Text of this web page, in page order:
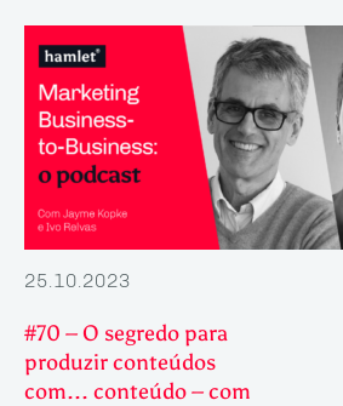
25.10.2023
#70 – O segredo para
produzir conteúdos
com... conteúdo – com